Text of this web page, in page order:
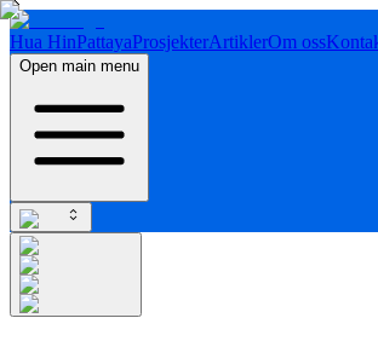
Hua HinPattayaProsjekterArtiklerOm oss
Open main menu